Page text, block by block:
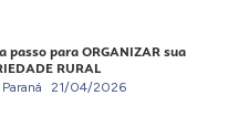
passo para ORGANIZAR sua
RURAL
21/04/2026